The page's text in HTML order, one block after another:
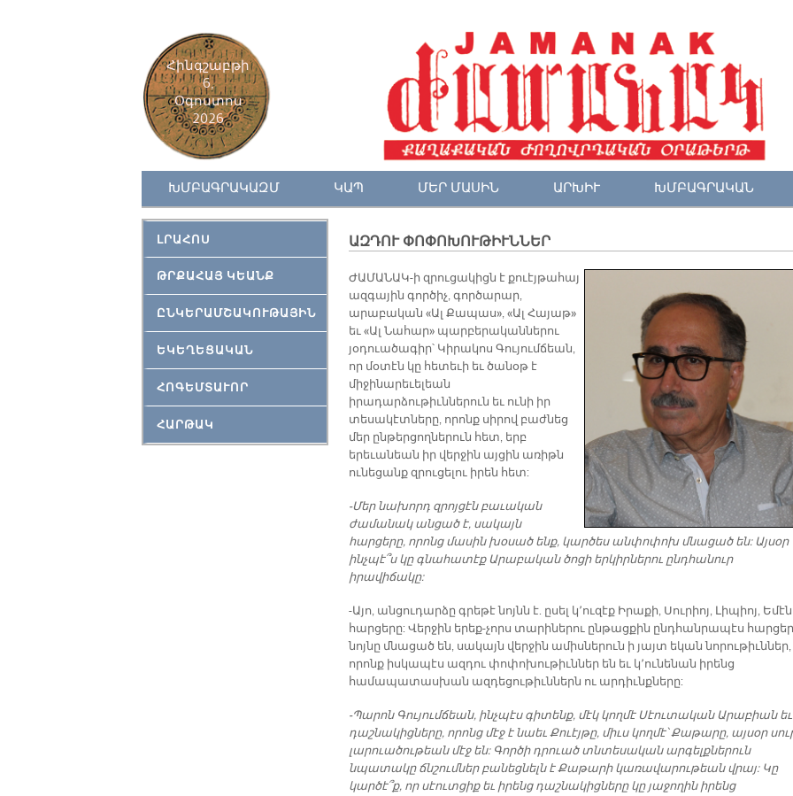
Հինգշաբթի
6,
Օգոստոս
2026
ԽՄԲԱԳՐԱԿԱԶՄ ԿԱՊ ՄԵՐ ՄԱՍԻՆ ԱՐԽԻՒ ԽՄԲԱԳՐԱԿԱՆ
ԼՐԱՀՈՍ
ԹՐՔԱՀԱՅ ԿԵԱՆՔ
ԸՆԿԵՐԱՄՇԱԿՈՒԹԱՅԻՆ
ԵԿԵՂԵՑԱԿԱՆ
ՀՈԳԵՄՏԱՒՈՐ
ՀԱՐԹԱԿ
ԱԶԴՈՒ ՓՈՓՈԽՈՒԹԻՒՆՆԵՐ
ԺԱՄԱՆԱԿ-ի զրուցակիցն է քուէյթահայ
ազգային գործիչ, գործարար,
արաբական «Ալ Քապաս», «Ալ Հայաթ»
եւ «Ալ Նահար» պարբերականներու
յօդուածագիր՝ Կիրակոս Գույումճեան,
որ մօտէն կը հետեւի եւ ծանօթ է
միջինարեւելեան
իրադարձութիւններուն եւ ունի իր
տեսակէտները, որոնք սիրով բաժնեց
մեր ընթերցողներուն հետ, երբ
երեւանեան իր վերջին այցին առիթն
ունեցանք զրուցելու իրեն հետ:
-Մեր նախորդ զրոյցէն բաւական
ժամանակ անցած է, սակայն
հարցերը, որոնց մասին խօսած ենք, կարծես անփոփոխ մնացած են: Այսօր
ինչպէ՞ս կը գնահատէք Արաբական ծոցի երկիրներու ընդհանուր
իրավիճակը:
-Այո, անցուդարձը գրեթէ նոյնն է. ըսել կ՚ուզէք Իրաքի, Սուրիոյ, Լիպիոյ,
հարցերը: Վերջին երեք-չորս տարիներու ընթացքին ընդհանրապէս
նոյնը մնացած են, սակայն վերջին ամիսներուն ի յայտ եկան նորութիւններ,
որոնք իսկապէս ազդու փոփոխութիւններ են եւ կ՚ունենան իրենց
համապատասխան ազդեցութիւններն ու արդիւնքները:
-Պարոն Գույումճեան, ինչպէս գիտենք, մէկ կողմէ Սէուտական Արաբիան եւ
դաշնակիցները, որոնց մէջ է նաեւ Քուէյթը, միւս կողմէ՝ Քաթարը, այսօր
լարուածութեան մէջ են: Գործի դրուած տնտեսական արգելքներուն
նպատակը ճնշումներ բանեցնելն է Քաթարի կառավարութեան վրայ: Կը
կարծէ՞ք, որ սէուտցիք եւ իրենց դաշնակիցները կը յաջողին իրենց